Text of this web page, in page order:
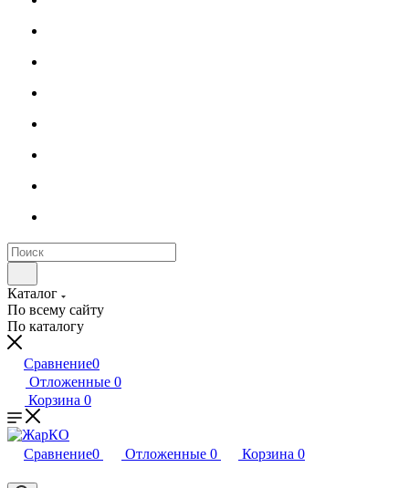
Каталог
По всему сайту
По каталогу
Сравнение0
Отложенные 0
Корзина 0
Сравнение0 Отложенные 0 Корзина 0